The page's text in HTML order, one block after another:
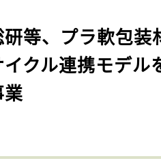
研等、プラ軟包装
クル連携モデル